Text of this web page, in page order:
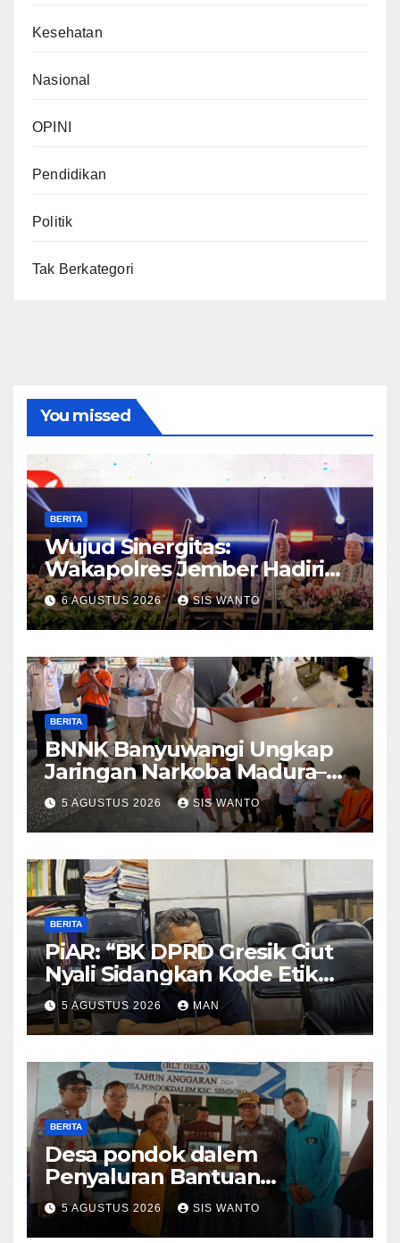
Kesehatan
Nasional
OPINI
Pendidikan
Politik
Tak Berkategori
You missed
BERITA
Wujud Sinergitas:
Wakapolres Jember Hadiri
Sholawat & Doa Sambut HUT
RI ke-81
6 AGUSTUS 2026 SIS WANTO
BERITA
BNNK Banyuwangi Ungkap
Jaringan Narkoba Madura–
Bali
5 AGUSTUS 2026 SIS WANTO
BERITA
PiAR: “BK DPRD Gresik Ciut
Nyali Sidangkan Kode Etik
Ketua DPRD”
5 AGUSTUS 2026 MAN
BERITA
Desa pondok dalem
Penyaluran Bantuan
Langsung Tunai (BLT) Di
Desa Pondokdalem
5 AGUSTUS 2026 SIS WANTO